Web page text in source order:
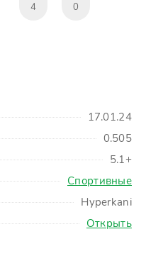
17.01.24
0.505
5.1+
Спортивные
Hyperkani
Открыть
4 0